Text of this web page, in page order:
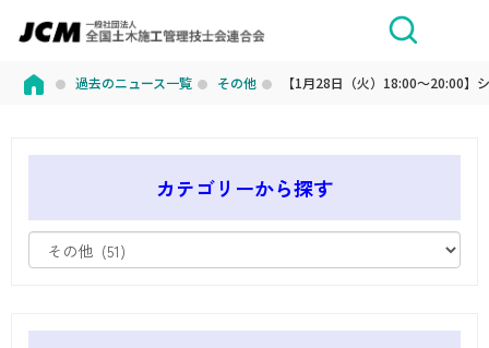
過去のニュース一覧 その他 【1月28日（火）18:00～20:00】
カテゴリーから探す